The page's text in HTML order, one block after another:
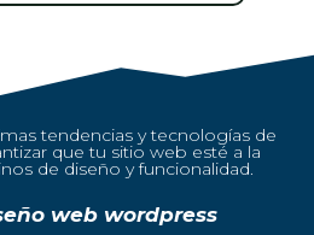
tendencias y tecnologías de
que tu sitio web esté a la
de diseño y funcionalidad.
web wordpress